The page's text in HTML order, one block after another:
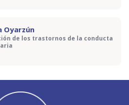
Oyarzún
de los trastornos de la conducta